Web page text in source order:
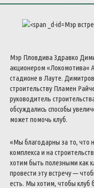
Мэр
Мэр Пловдива Здравко
акционером «Локомотива«
стадионе в Лауте.
строительству Пламен
руководитель
обсуждались способы
может помочь клуб.
«Мы благодарны за то, что
комплекса и на
хотим быть полезными как
провести этувстречу—
есть. Мы хотим, чтобы клуб